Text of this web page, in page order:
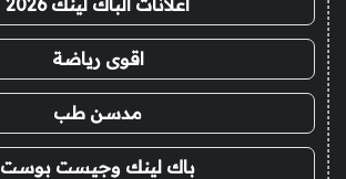
اقوى رياضة
مدسن طب
باك لينك وجيست بوست